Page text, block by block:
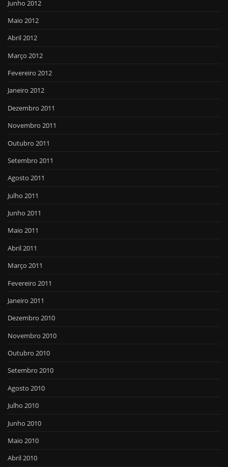
Junho 2012
Maio 2012
Abril 2012
Março 2012
Fevereiro 2012
Janeiro 2012
Dezembro 2011
Novembro 2011
Outubro 2011
Setembro 2011
Agosto 2011
Julho 2011
Junho 2011
Maio 2011
Abril 2011
Março 2011
Fevereiro 2011
Janeiro 2011
Dezembro 2010
Novembro 2010
Outubro 2010
Setembro 2010
Agosto 2010
Julho 2010
Junho 2010
Maio 2010
Abril 2010